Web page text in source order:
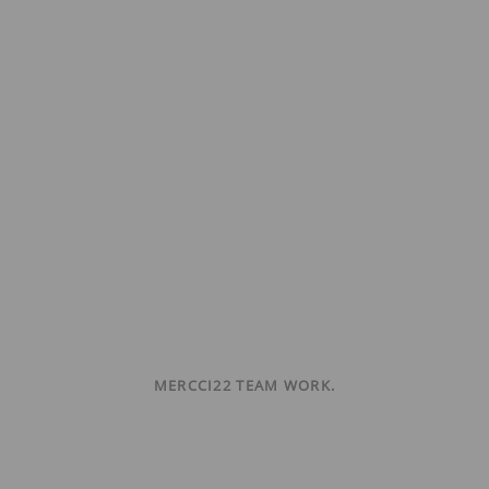
MERCCI22 TEAM WORK.